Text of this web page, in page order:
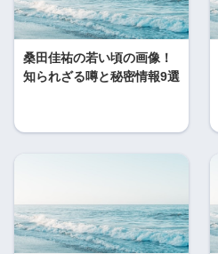
桑田佳祐の若い頃の画像！
知られざる噂と秘密情報9選